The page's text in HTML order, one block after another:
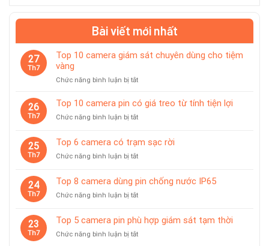
Bài viết mới nhất
27
Th7
Top 10 camera giám sát chuyên dùng cho tiệm
vàng
Chức năng bình luận bị tắtở
10
camera
giám
chuyên
cho
vàng
26
Th7
Top 10 camera pin có giá treo từ tính tiện lợi
Chức năng bình luận bị tắtở
camera
pin
giá
từ
tiện
25
Th7
Top 6 camera có trạm sạc rời
Chức năng bình luận bị tắtở
6
camera
có
sạc
24
Th7
Top 8 camera dùng pin chống nước IP65
Chức năng bình luận bị tắtở
8
camera
dùng
23
Th7
Top 5 camera pin phù hợp giám sát tạm thời
Chức năng bình luận bị tắtở